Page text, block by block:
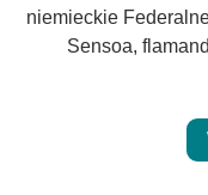
niemieckie
Sensoa,